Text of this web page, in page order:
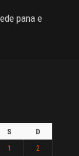
pana e
S
D
1
2